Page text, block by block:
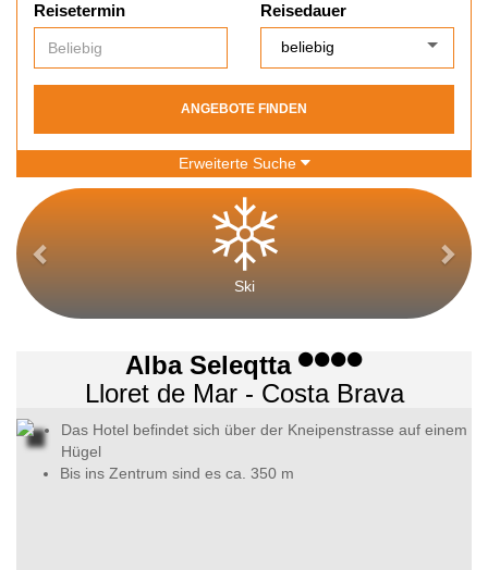
Reisetermin Reisedauer
ANGEBOTE FINDEN
Erweiterte Suche
Ski
Alba Seleqtta
Lloret de Mar - Costa Brava
Das Hotel befindet sich über der Kneipenstrasse auf einem
Hügel
Bis ins Zentrum sind es ca. 350 m